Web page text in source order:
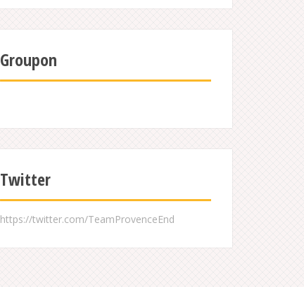
Groupon
Twitter
https://twitter.com/TeamProvenceEnd